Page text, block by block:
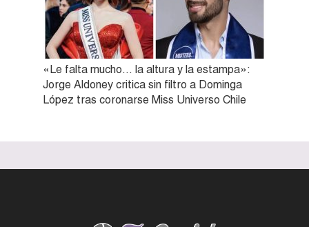
«Le falta mucho… la altura y la estampa»:
Jorge Aldoney critica sin filtro a Dominga
López tras coronarse Miss Universo Chile